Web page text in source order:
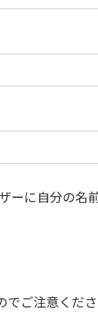
ーに自分の名
ご注意くださ